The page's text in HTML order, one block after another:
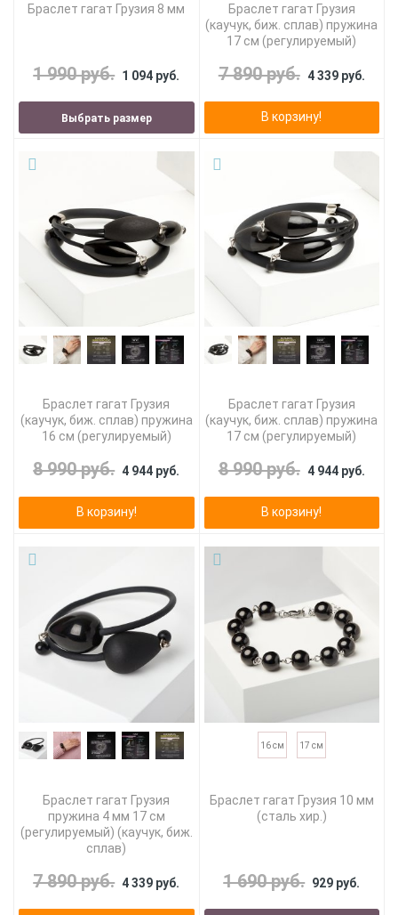
Браслет гагат Грузия 8 мм
1 990 руб. 1 094 руб.
Выбрать размер
Браслет гагат Грузия
(каучук, биж. сплав) пружина
17 см (регулируемый)
7 890 руб. 4 339 руб.
В корзину!
Браслет гагат Грузия
(каучук, биж. сплав) пружина
16 см (регулируемый)
8 990 руб. 4 944 руб.
В корзину!
Браслет гагат Грузия
(каучук, биж. сплав) пружина
17 см (регулируемый)
8 990 руб. 4 944 руб.
В корзину!
Браслет гагат Грузия
пружина 4 мм 17 см
(регулируемый) (каучук, биж.
сплав)
7 890 руб. 4 339 руб.
16 см 17 см
Браслет гагат Грузия 10 мм
(сталь хир.)
1 690 руб. 929 руб.